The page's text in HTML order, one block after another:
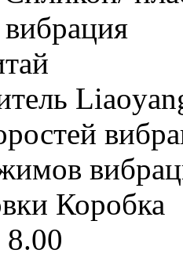
вибрация
Коробка
8.00